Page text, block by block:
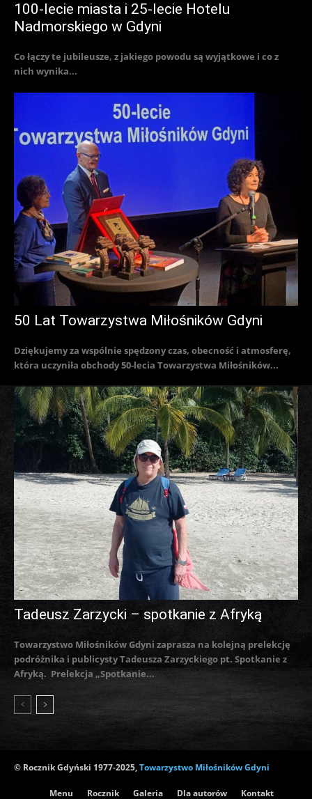
100-lecie miasta i 25-lecie Hotelu
Nadmorskiego w Gdyni
Co łączy te jubileusze, z jakiego powodu są wyjątkowe i co z
nich wynika...
50 Lat Towarzystwa Miłośników Gdyni
Dziękujemy za wspólnie spędzony czas, obecność i atmosferę,
która uczyniła obchody 50-lecia Towarzystwa Miłośników...
Tadeusz Zarzycki – spotkanie z Afryką
Towarzystwo Miłośników Gdyni zaprasza na kolejną prelekcję
podróżnika i publicysty Tadeusza Zarzyckiego pt. Spotkanie z
Afryką. Prelekcja „Spotkanie...
© Rocznik Gdyński 1977-2025,Towarzystwo Miłośników Gdyni
Menu Rocznik Galeria Dla autorów Kontakt